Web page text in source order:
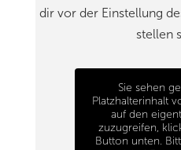
dir vor der Einstellung
stellen
Sie sehen
Platzhalterinhalt
auf den
zuzugreifen,
Button unten.